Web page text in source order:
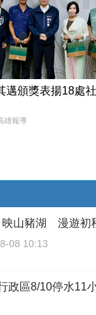
頒獎表揚18處
雄報導
映山豬湖 漫遊初
08 10:13
政區8/10停水11